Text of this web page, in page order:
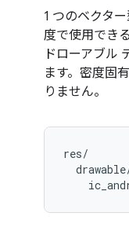
1 つのベクタ
度で使用でき
ドローアブル
ます。密度固
りません。
res/